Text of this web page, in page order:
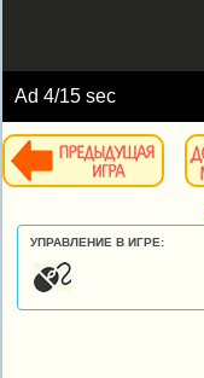
Ad4/15 sec
УПРАВЛЕНИЕ В ИГРЕ: